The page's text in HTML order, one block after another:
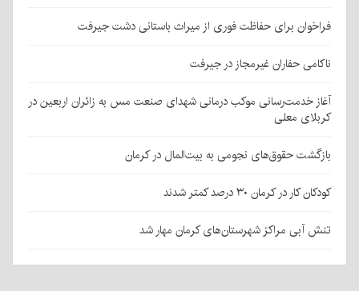
فراخوان برای حفاظت فوری از میراث باستانی دشت جیرفت
ناکامی حفاران غیرمجاز در جیرفت
آغاز خدمت‌رسانی موکب درمانی شهدای صنعت مس به زائران اربعین در
کربلای معلی
بازگشت حقوق‌های نجومی به بیت‌المال در کرمان
کودکان کار در کرمان ۳۰ درصد کمتر شدند
تنش آبی مراکز شهرستان‌های کرمان مهار شد